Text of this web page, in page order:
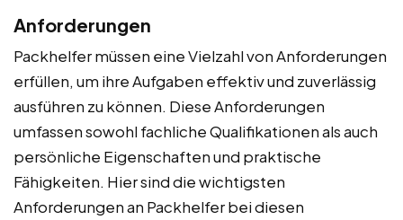
Anforderungen
Packhelfer müssen eine Vielzahl von Anforderungen
erfüllen, um ihre Aufgaben effektiv und zuverlässig
ausführen zu können. Diese Anforderungen
umfassen sowohl fachliche Qualifikationen als auch
persönliche Eigenschaften und praktische
Fähigkeiten. Hier sind die wichtigsten
Anforderungen an Packhelfer bei diesen